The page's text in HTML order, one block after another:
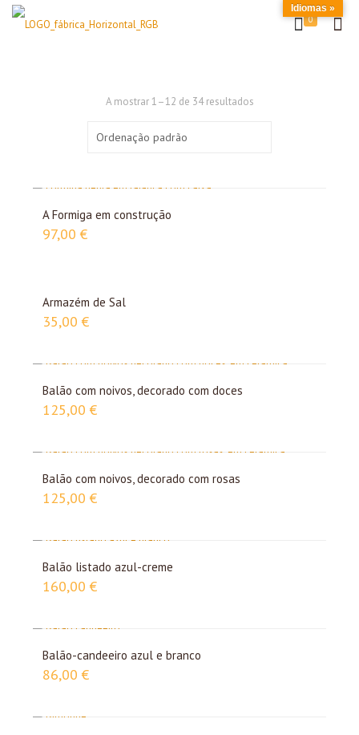
0
A mostrar 1–12 de 34 resultados
A Formiga em construção
97,00 €
Armazém de Sal
35,00 €
Balão com noivos, decorado com doces
125,00 €
Balão com noivos, decorado com rosas
125,00 €
Balão listado azul-creme
160,00 €
Balão-candeeiro azul e branco
86,00 €
Idiomas »